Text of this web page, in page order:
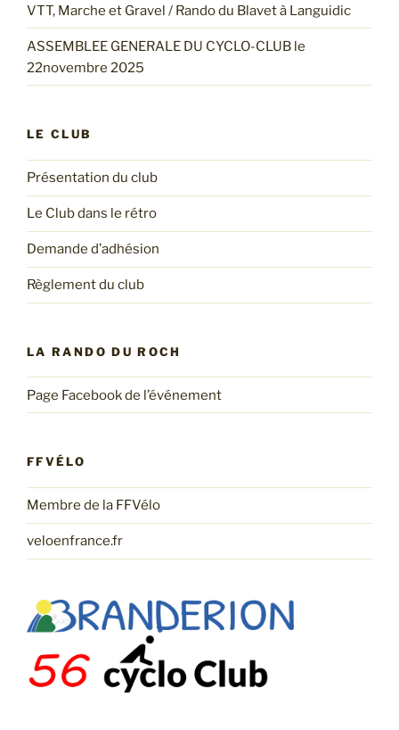
VTT, Marche et Gravel / Rando du Blavet à Languidic
ASSEMBLEE GENERALE DU CYCLO-CLUB le
22novembre 2025
LE CLUB
Présentation du club
Le Club dans le rétro
Demande d’adhésion
Règlement du club
LA RANDO DU ROCH
Page Facebook de l’événement
FFVÉLO
Membre de la FFVélo
veloenfrance.fr